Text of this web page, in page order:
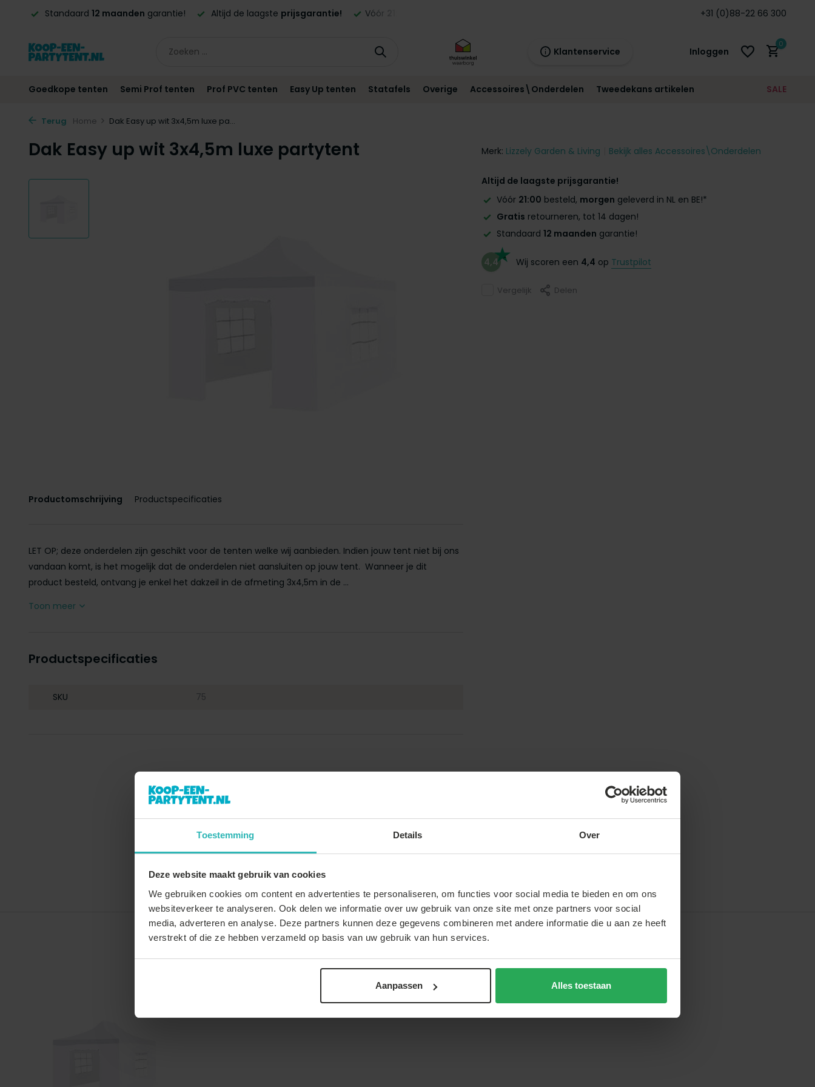
Toestemming Details Over
Deze website maakt gebruik van cookies
We gebruiken cookies om content en advertenties te personaliseren, om functies voor social media te bieden en om ons
websiteverkeer te analyseren. Ook delen we informatie over uw gebruik van onze site met onze partners voor social
media, adverteren en analyse. Deze partners kunnen deze gegevens combineren met andere informatie die u aan ze heeft
verstrekt of die ze hebben verzameld op basis van uw gebruik van hun services.
Aanpassen Alles toestaan
Standaard 12 maanden garantie! Altijd de laagste prijsgarantie! Vóór garantie!
+31 (0)88-22 66 300
Klantenservice Inloggen
21:00
morgen
Account aanmaken
0
Goedkope tenten Semi Prof tenten Prof PVC tenten Easy Up tenten Statafels Overige Accessoires\Onderdelen Tweedekans artikelen SALE
Terug Home Dak Easy up wit 3x4,5m luxe pa...
Dak Easy up wit 3x4,5m luxe partytent
Productomschrijving Productspecificaties
LET OP; deze onderdelen zijn geschikt voor de tenten welke wij aanbieden. Indien jouw tent niet bij ons
vandaan komt, is het mogelijk dat de onderdelen niet aansluiten op jouw tent. Wanneer je dit
product besteld, ontvang je enkel het dakzeil in de afmeting 3x4,5m in de ...
Toon meer
Productspecificaties
SKU 75
Merk: Lizzely Garden & Living Bekijk alles Accessoires\Onderdelen
Altijd de laagste prijsgarantie!
Vóór 21:00 besteld, morgen geleverd in NL en BE!*
Gratis retourneren, tot 14 dagen!
Standaard 12 maanden garantie!
4,4 Wij scoren een 4,4 op Trustpilot
Vergelijk Delen
Recent door jou bekeken